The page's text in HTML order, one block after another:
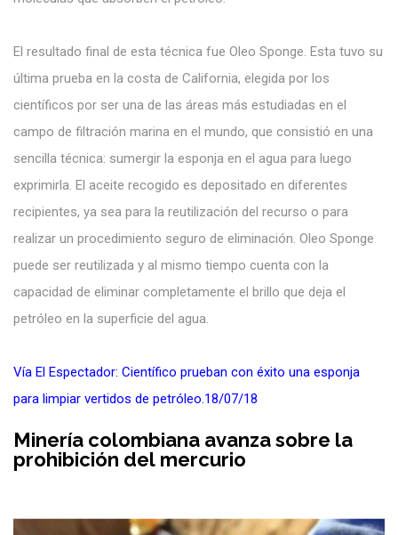
El resultado final de esta técnica fue Oleo Sponge. Esta tuvo su
última prueba en la costa de California, elegida por los
científicos por ser una de las áreas más estudiadas en el
campo de filtración marina en el mundo, que consistió en una
sencilla técnica: sumergir la esponja en el agua para luego
exprimirla. El aceite recogido es depositado en diferentes
recipientes, ya sea para la reutilización del recurso o para
realizar un procedimiento seguro de eliminación. Oleo Sponge
puede ser reutilizada y al mismo tiempo cuenta con la
capacidad de eliminar completamente el brillo que deja el
petróleo en la superficie del agua.
Vía El Espectador: Científico prueban con éxito una esponja
para limpiar vertidos de petróleo.18/07/18
Minería colombiana avanza sobre la
prohibición del mercurio